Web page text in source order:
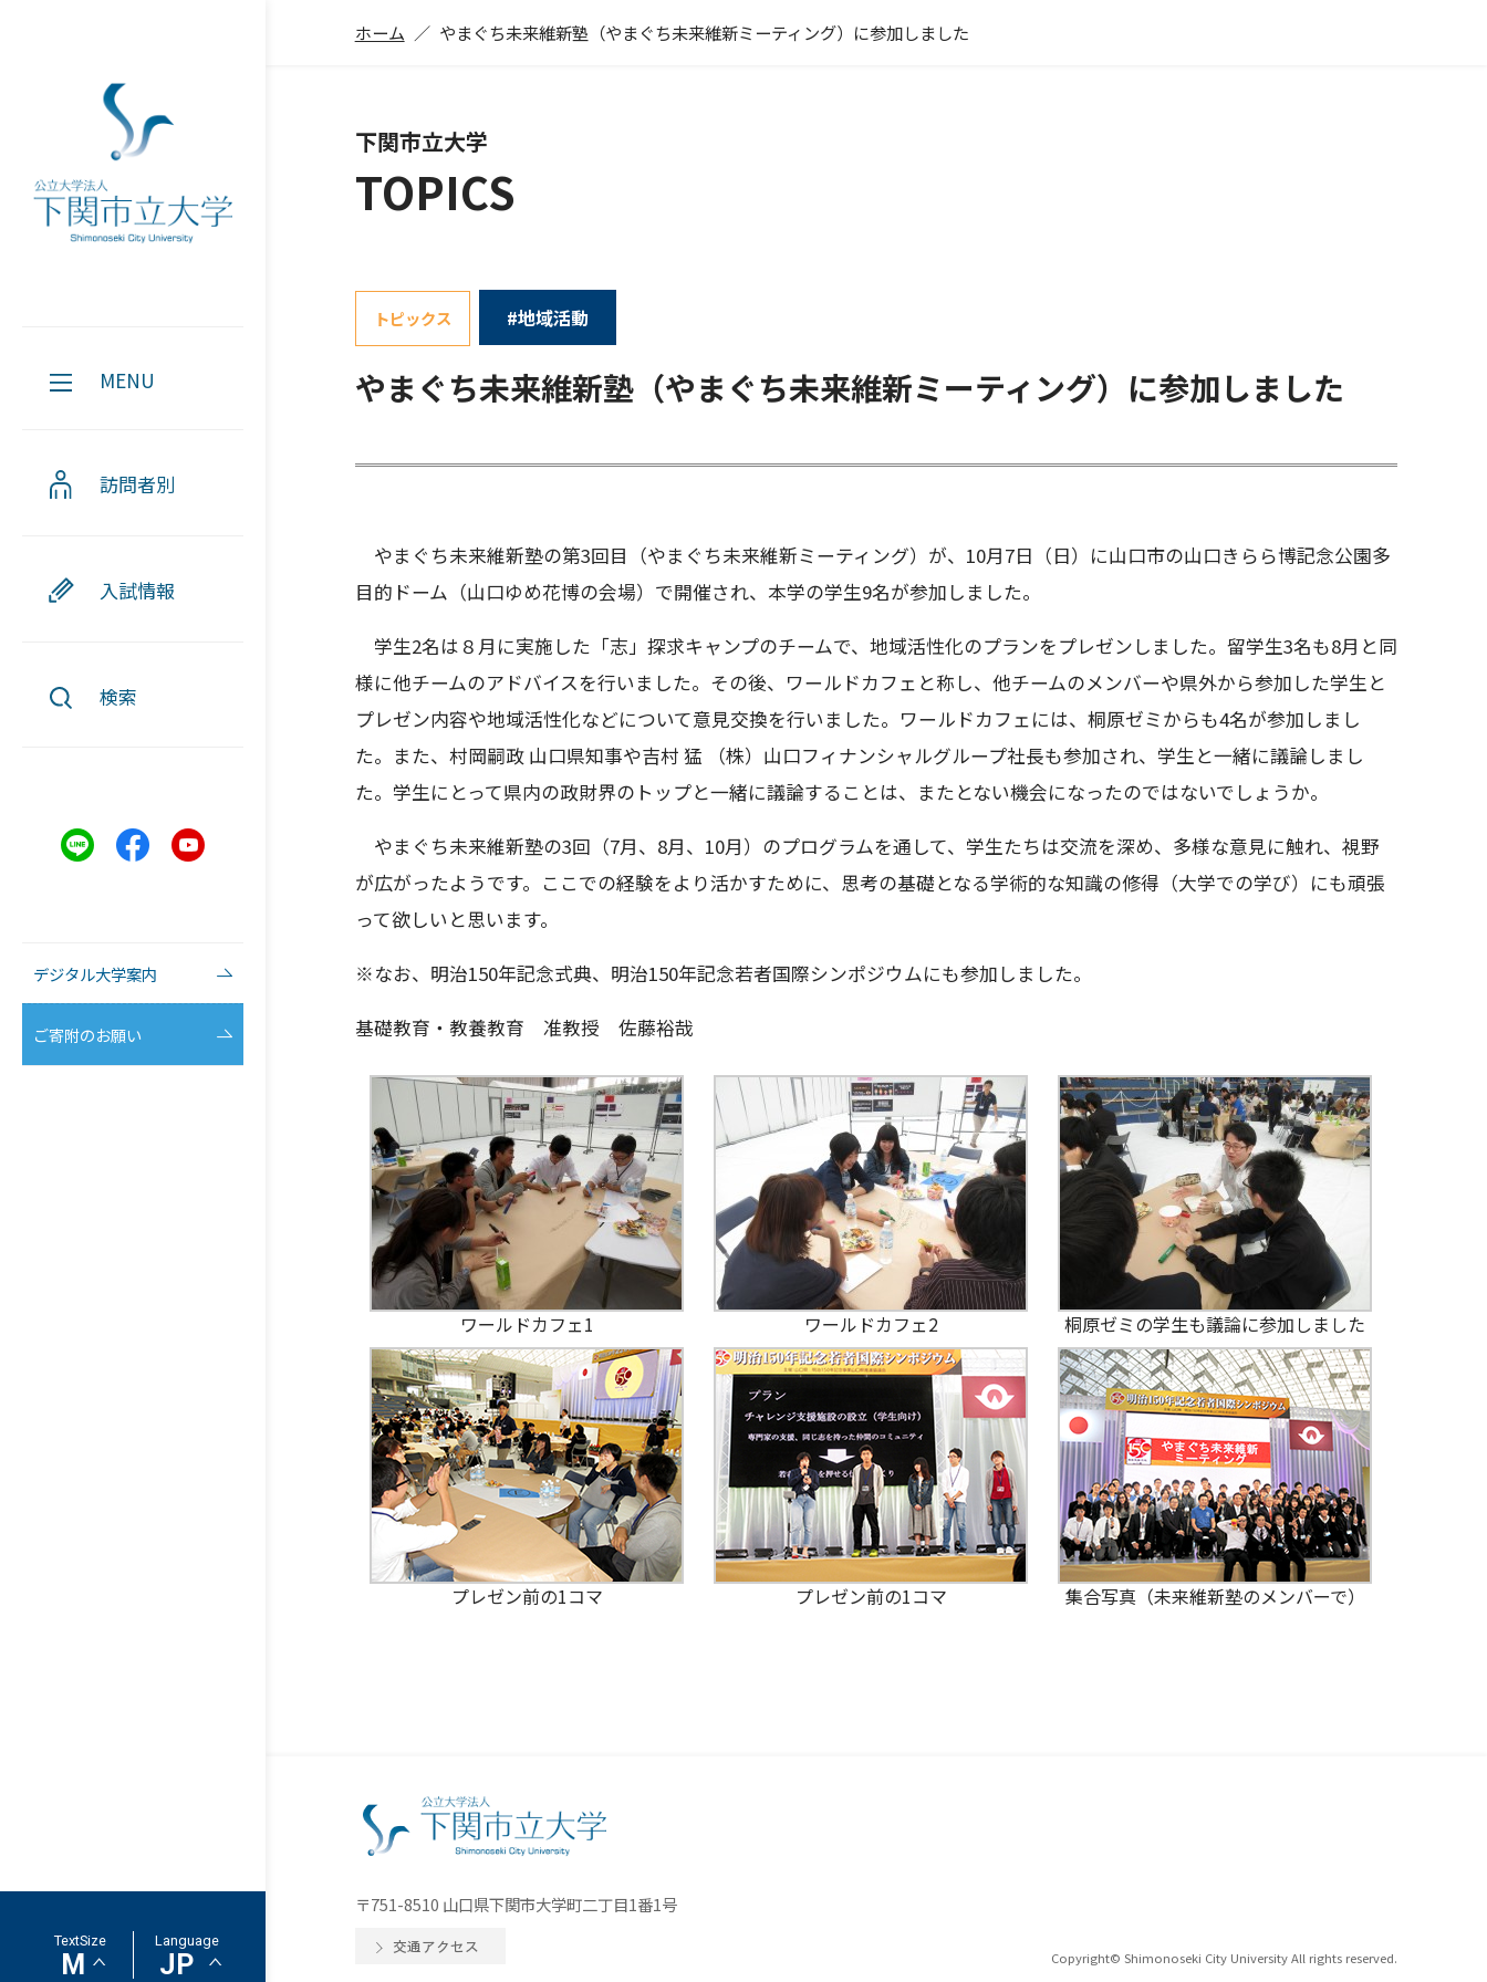
MENU
訪問者別
入試情報
検索
デジタル大学案内
ご寄附のお願い
TextSize Language
ホーム やまぐち未来維新塾（やまぐち未来維新ミーティング）に参加しました
下関市立大学
TOPICS
トピックス #地域活動
やまぐち未来維新塾（やまぐち未来維新ミーティング）に参加しました
やまぐち未来維新塾の第3回目（やまぐち未来維新ミーティング）が、10月7日（日）に山口市の山口きらら博記念公園多
目的ドーム（山口ゆめ花博の会場）で開催され、本学の学生9名が参加しました。
学生2名は８月に実施した「志」探求キャンプのチームで、地域活性化のプランをプレゼンしました。留学生3名も8月と同
様に他チームのアドバイスを行いました。その後、ワールドカフェと称し、他チームのメンバーや県外から参加した学生と
プレゼン内容や地域活性化などについて意見交換を行いました。ワールドカフェには、桐原ゼミからも4名が参加しまし
た。また、村岡嗣政 山口県知事や吉村 猛 （株）山口フィナンシャルグループ社長も参加され、学生と一緒に議論しまし
た。学生にとって県内の政財界のトップと一緒に議論することは、またとない機会になったのではないでしょうか。
やまぐち未来維新塾の3回（7月、8月、10月）のプログラムを通して、学生たちは交流を深め、多様な意見に触れ、視野
が広がったようです。ここでの経験をより活かすために、思考の基礎となる学術的な知識の修得（大学での学び）にも頑張
って欲しいと思います。
※なお、明治150年記念式典、明治150年記念若者国際シンポジウムにも参加しました。
基礎教育・教養教育 准教授 佐藤裕哉
ワールドカフェ1 ワールドカフェ2 桐原ゼミの学生も議論に参加しました
プレゼン前の1コマ プレゼン前の1コマ 集合写真（未来維新塾のメンバーで）
〒751-8510 山口県下関市大学町二丁目1番1号
交通アクセス
Copyright© Shimonoseki City University All rights reserved.